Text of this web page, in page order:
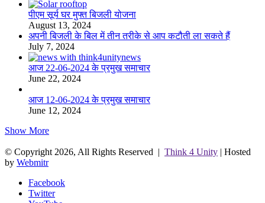
पीएम सूर्य घर मुफ्त बिजली योजना
August 13, 2024
अपनी बिजली के बिल में तीन तरीके से आप कटौती ला सकते हैं
July 7, 2024
आज 22-06-2024 के प्रमुख समाचार
June 22, 2024
आज 12-06-2024 के प्रमुख समाचार
June 12, 2024
Show More
© Copyright 2026, All Rights Reserved | Think 4 Unity | Hosted
by Webmitr
Facebook
Twitter